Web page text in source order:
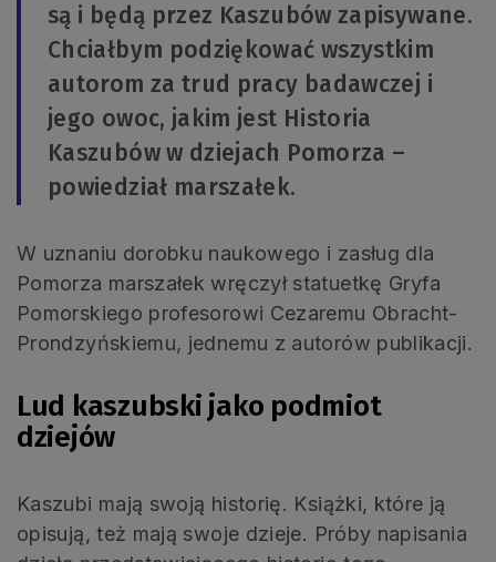
są i będą przez Kaszubów zapisywane.
Chciałbym podziękować wszystkim
autorom za trud pracy badawczej i
jego owoc, jakim jest Historia
Kaszubów w dziejach Pomorza –
powiedział marszałek.
W uznaniu dorobku naukowego i zasług dla
Pomorza marszałek wręczył statuetkę Gryfa
Pomorskiego profesorowi Cezaremu Obracht-
Prondzyńskiemu, jednemu z autorów publikacji.
Lud kaszubski jako podmiot
dziejów
Kaszubi mają swoją historię. Książki, które ją
opisują, też mają swoje dzieje. Próby napisania